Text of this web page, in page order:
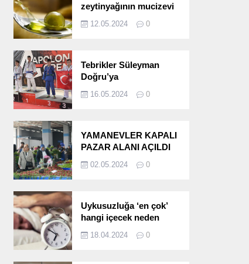
zeytinyağının mucizevi
12.05.2024 0
Tebrikler Süleyman
Doğru’ya
16.05.2024 0
YAMANEVLER KAPALI
PAZAR ALANI AÇILDI
02.05.2024 0
Uykusuzluğa ‘en çok’
hangi içecek neden
18.04.2024 0